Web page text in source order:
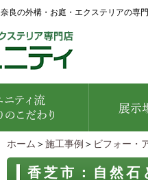
奈良の外構・お庭・エクステリアの専
ホーム ＞ 施工事例 ＞ ビフォー・
香芝市：自然石